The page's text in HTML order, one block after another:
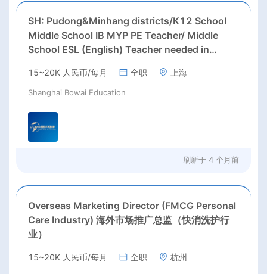
SH: Pudong&Minhang districts/K12 School
Middle School IB MYP PE Teacher/ Middle
School ESL (English) Teacher needed in
15~20K 人民币/每月 全职 上海
Shanghai Bowai Education
刷新于 4 个月前
Overseas Marketing Director (FMCG Personal
Care Industry) 海外市场推广总监（快消洗护行
业）
15~20K 人民币/每月 全职 杭州